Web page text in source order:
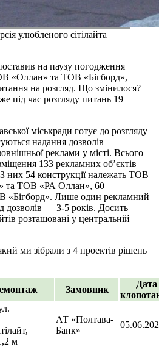
улюбленого сітілайта
на паузу погодження
«Оллан» та ТОВ «Бігборд»,
на розгляд. Що змінилося?
під час розгляду питань 19
міськради готує до розгляду
надання дозволів
реклами у місті. Всього
133 рекламних об’єктів
них 54 конструкції належать ТОВ
та ТОВ «РА Оллан», 60
«Бігборд». Лише один рекламний
дозволів — 3-5 років. Досить
розташовані у центральній
ми зібрали з 4 проектів рішень
Замовник
Дата
м
АТ «Полтава-
Банк»